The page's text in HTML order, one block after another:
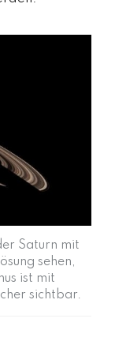
Saturn mit
sehen,
ist mit
sichtbar.